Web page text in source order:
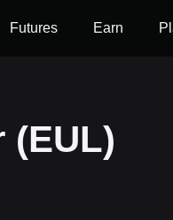
Futures Earn
(EUL)